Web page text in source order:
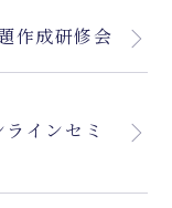
作成研修会
インセミ